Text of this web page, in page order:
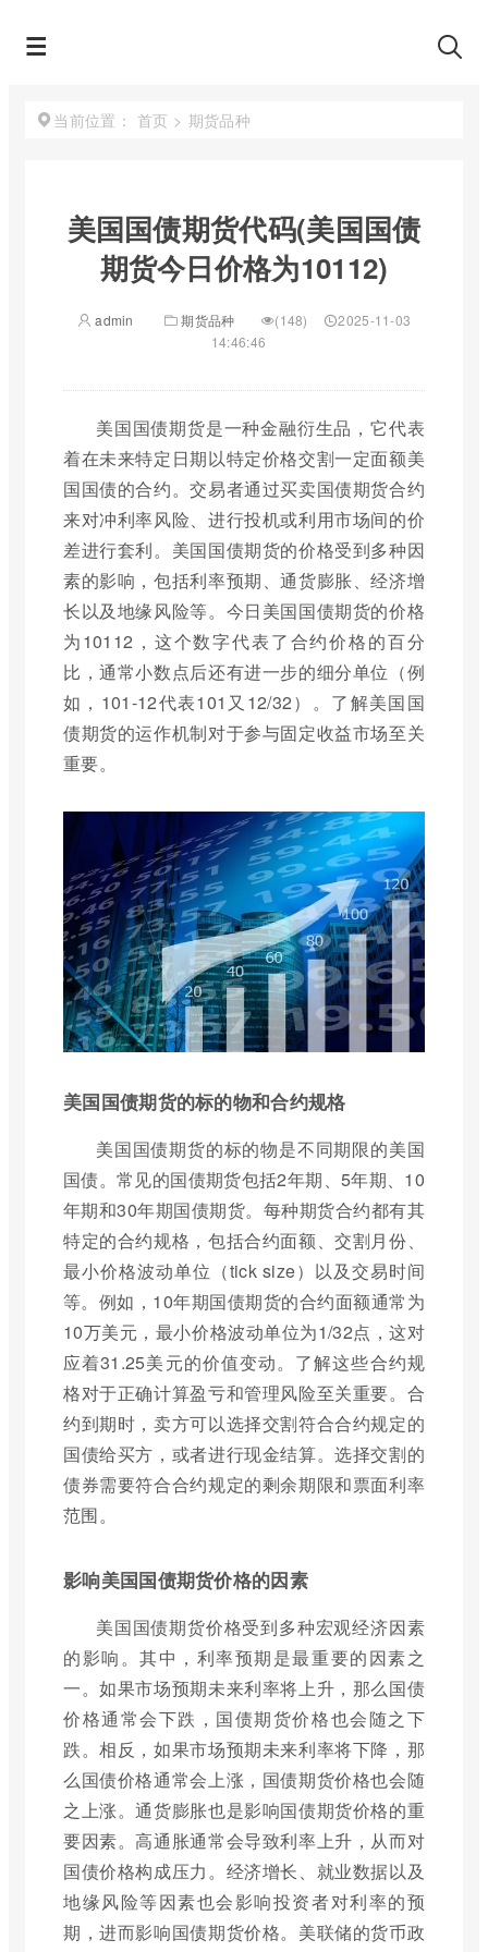
当前位置： 首页 > 期货品种
美国国债期货代码(美国国债
期货今日价格为10112)
admin 期货品种 (148)
2025-11-03
14:46:46
美国国债期货是一种金融衍生品，它代表
着在未来特定日期以特定价格交割一定面额美
国国债的合约。交易者通过买卖国债期货合约
来对冲利率风险、进行投机或利用市场间的价
差进行套利。美国国债期货的价格受到多种因
素的影响，包括利率预期、通货膨胀、经济增
长以及地缘风险等。今日美国国债期货的价格
为10112，这个数字代表了合约价格的百分
比，通常小数点后还有进一步的细分单位（例
如，101-12代表101又12/32）。了解美国国
债期货的运作机制对于参与固定收益市场至关
重要。
美国国债期货的标的物和合约规格
美国国债期货的标的物是不同期限的美国
国债。常见的国债期货包括2年期、5年期、10
年期和30年期国债期货。每种期货合约都有其
特定的合约规格，包括合约面额、交割月份、
最小价格波动单位（tick size）以及交易时间
等。例如，10年期国债期货的合约面额通常为
10万美元，最小价格波动单位为1/32点，这对
应着31.25美元的价值变动。了解这些合约规
格对于正确计算盈亏和管理风险至关重要。合
约到期时，卖方可以选择交割符合合约规定的
国债给买方，或者进行现金结算。选择交割的
债券需要符合合约规定的剩余期限和票面利率
范围。
影响美国国债期货价格的因素
美国国债期货价格受到多种宏观经济因素
的影响。其中，利率预期是最重要的因素之
一。如果市场预期未来利率将上升，那么国债
价格通常会下跌，国债期货价格也会随之下
跌。相反，如果市场预期未来利率将下降，那
么国债价格通常会上涨，国债期货价格也会随
之上涨。通货膨胀也是影响国债期货价格的重
要因素。高通胀通常会导致利率上升，从而对
国债价格构成压力。经济增长、就业数据以及
地缘风险等因素也会影响投资者对利率的预
期，进而影响国债期货价格。美联储的货币政